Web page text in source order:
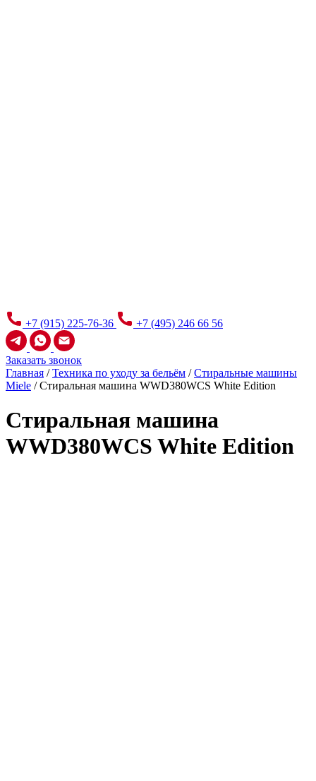
+7 (915) 225-76-36 +7 (495) 246 66 56
Заказать звонок
Главная /Техника по уходу за бельём /Стиральные машины
Miele /Стиральная машина WWD380WCS White Edition
Стиральная машина
WWD380WCS White Edition